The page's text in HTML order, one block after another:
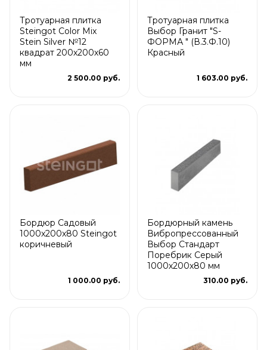
Тротуарная плитка
Steingot Color Mix
Stein Silver №12
квадрат 200х200х60
мм
2 500.00 руб.
Тротуарная плитка
Выбор Гранит "S-
ФОРМА " (В.3.Ф.10)
Красный
1 603.00 руб.
Бордюр Садовый
1000x200x80 Steingot
коричневый
1 000.00 руб.
Бордюрный камень
Вибропрессованный
Выбор Стандарт
Поребрик Серый
1000х200х80 мм
310.00 руб.